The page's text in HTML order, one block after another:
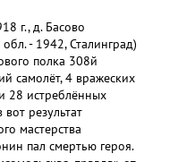
г., д. Басово
- 1942, Сталинград)
полка 308й
самолёт, 4 вражеских
28 истреблённых
результат
мастерства
пал смертью героя.